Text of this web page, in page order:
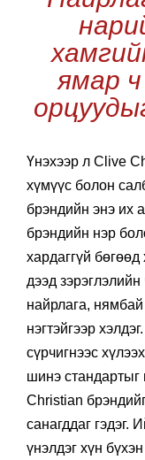
ямар ч
Үнэхээр л Clive
хүмүүс болон
брэндийн энэ их
брэндийн нэр
хардаггүй бөгөөд
дээд
найрлага, нямбай
нэгтэйгээр
сүрчигнээс
шинэ стандартыг
Christian
санагддаг гэдэг.
үнэлдэг хүн